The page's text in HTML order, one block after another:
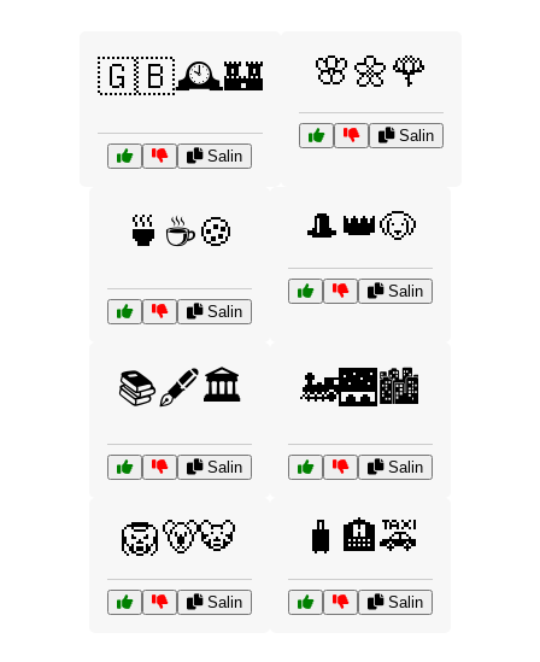
lainnya untuk menemukan cara baru dalam
mengekspresikan
🇬🇧🕰️🏰
Salin
🌸🌼🌹
Salin
🍵☕🍪
Salin
🎩👑🐶
Salin
📚🖋️🏛️
Salin
🚂🌉🏙️
Salin
🦁🐻🐯
Salin
🧳🏨🚕
Salin